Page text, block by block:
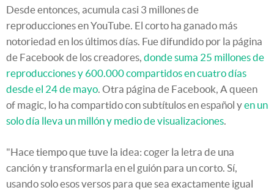
Desde entonces, acumula casi 3 millones de
reproducciones en YouTube. El corto ha ganado más
notoriedad en los últimos días. Fue difundido por la página
de Facebook de los creadores, donde suma 25 millones de
reproducciones y 600.000 compartidos en cuatro días
desde el 24 de mayo . Otra página de Facebook, A queen
of magic, lo ha compartido con subtítulos en español yen un
solo día lleva un millón y medio de visualizaciones
"Hace tiempo que tuve la idea: coger la letra de una
canción y transformarla en el guión para un corto. Sí,
usando solo esos versos para que sea exactamente igual